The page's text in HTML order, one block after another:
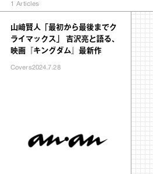
1 Articles
山﨑賢人「最初から最後までク
ライマックス」 吉沢亮と語る、
映画『キングダム』最新作
Covers2024.7.28